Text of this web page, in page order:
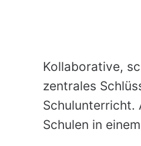
Kollaborative,
zentrales
Schulunterricht.
Schulen in